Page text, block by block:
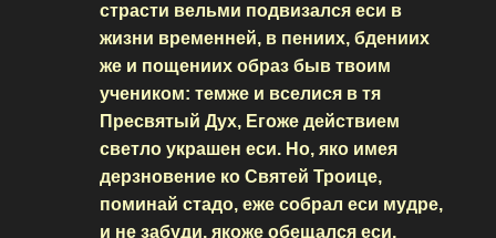
страсти вельми подвизался еси в
жизни временней, в пениих, бдениих
же и пощениих образ быв твоим
учеником: темже и вселися в тя
Пресвятый Дух, Егоже действием
светло украшен еси. Но, яко имея
дерзновение ко Святей Троице,
поминай стадо, еже собрал еси мудре,
и не забуди, якоже обещался еси,